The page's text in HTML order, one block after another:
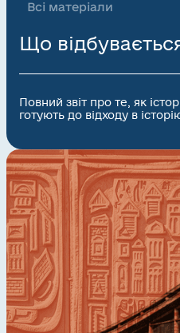
Всі матеріали
Що
Повний звіт про те, як
готують до відходу в